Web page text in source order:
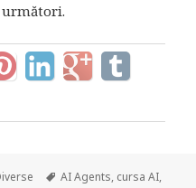
Tags
AI Agents, cursa AI,